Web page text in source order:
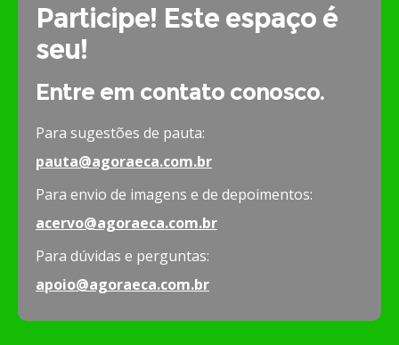
Participe! Este espaço é
seu!
Entre em contato conosco.
Para sugestões de pauta:
pauta@agoraeca.com.br
Para envio de imagens e de depoimentos:
acervo@agoraeca.com.br
Para dúvidas e perguntas:
apoio@agoraeca.com.br